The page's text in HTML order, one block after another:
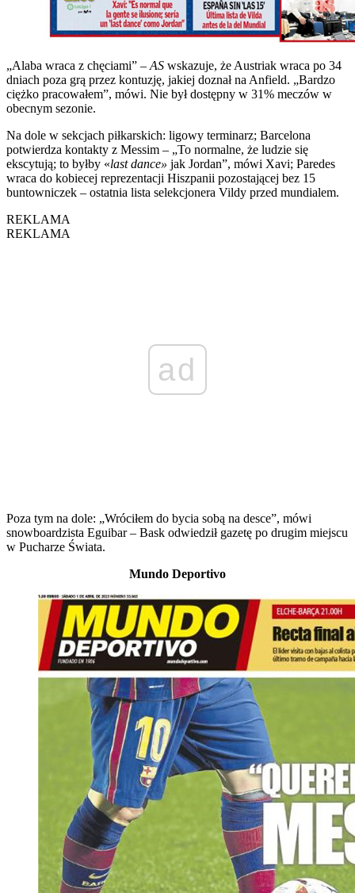
„Alaba wraca z chęciami” – AS wskazuje, że Austriak wraca po 34
dniach poza grą przez kontuzję, jakiej doznał na Anfield. „Bardzo
ciężko pracowałem”, mówi. Nie był dostępny w 31% meczów w
obecnym sezonie.
Na dole w sekcjach piłkarskich: ligowy terminarz; Barcelona
potwierdza kontakty z Messim – „To normalne, że ludzie się
ekscytują; to byłby «last dance» jak Jordan”, mówi Xavi; Paredes
wraca do kobiecej reprezentacji Hiszpanii pozostającej bez 15
buntowniczek – ostatnia lista selekcjonera Vildy przed mundialem.
REKLAMA
REKLAMA
ad
Poza tym na dole: „Wróciłem do bycia sobą na desce”, mówi
snowboardzista Eguibar – Bask odwiedził gazetę po drugim miejscu
w Pucharze Świata.
Mundo Deportivo